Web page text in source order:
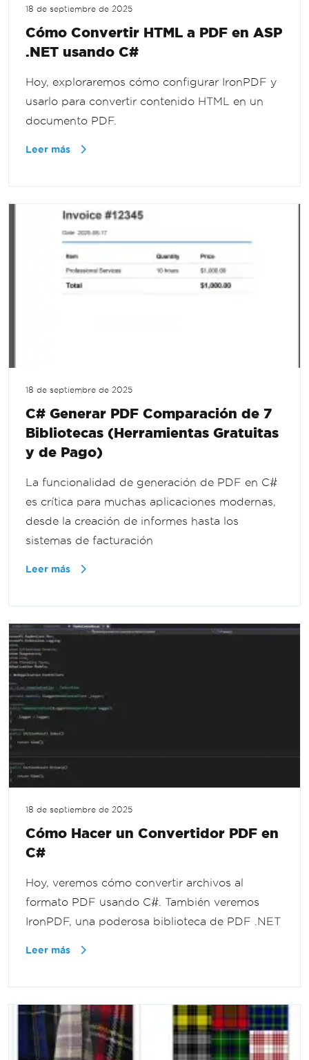
18 de septiembre de 2025
Cómo Convertir HTML a PDF en ASP
.NET usando C#
Hoy, exploraremos cómo configurar IronPDF y
usarlo para convertir contenido HTML en un
documento PDF.
Leer más
18 de septiembre de 2025
C# Generar PDF Comparación de 7
Bibliotecas (Herramientas Gratuitas
y de Pago)
La funcionalidad de generación de PDF en C#
es crítica para muchas aplicaciones modernas,
desde la creación de informes hasta los
sistemas de facturación
Leer más
18 de septiembre de 2025
Cómo Hacer un Convertidor PDF en
C#
Hoy, veremos cómo convertir archivos al
formato PDF usando C#. También veremos
IronPDF, una poderosa biblioteca de PDF .NET
Leer más